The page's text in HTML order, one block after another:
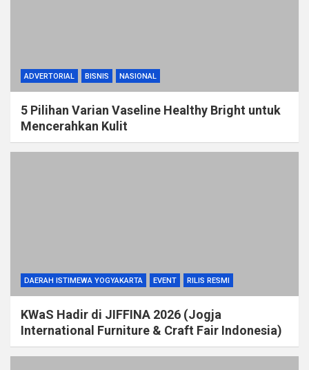
ADVERTORIAL BISNIS NASIONAL
5 Pilihan Varian Vaseline Healthy Bright untuk
Mencerahkan Kulit
DAERAH ISTIMEWA YOGYAKARTA EVENT RILIS RESMI
KWaS Hadir di JIFFINA 2026 (Jogja
International Furniture & Craft Fair Indonesia)